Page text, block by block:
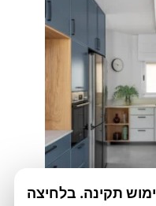
תקינה. בלחיצה